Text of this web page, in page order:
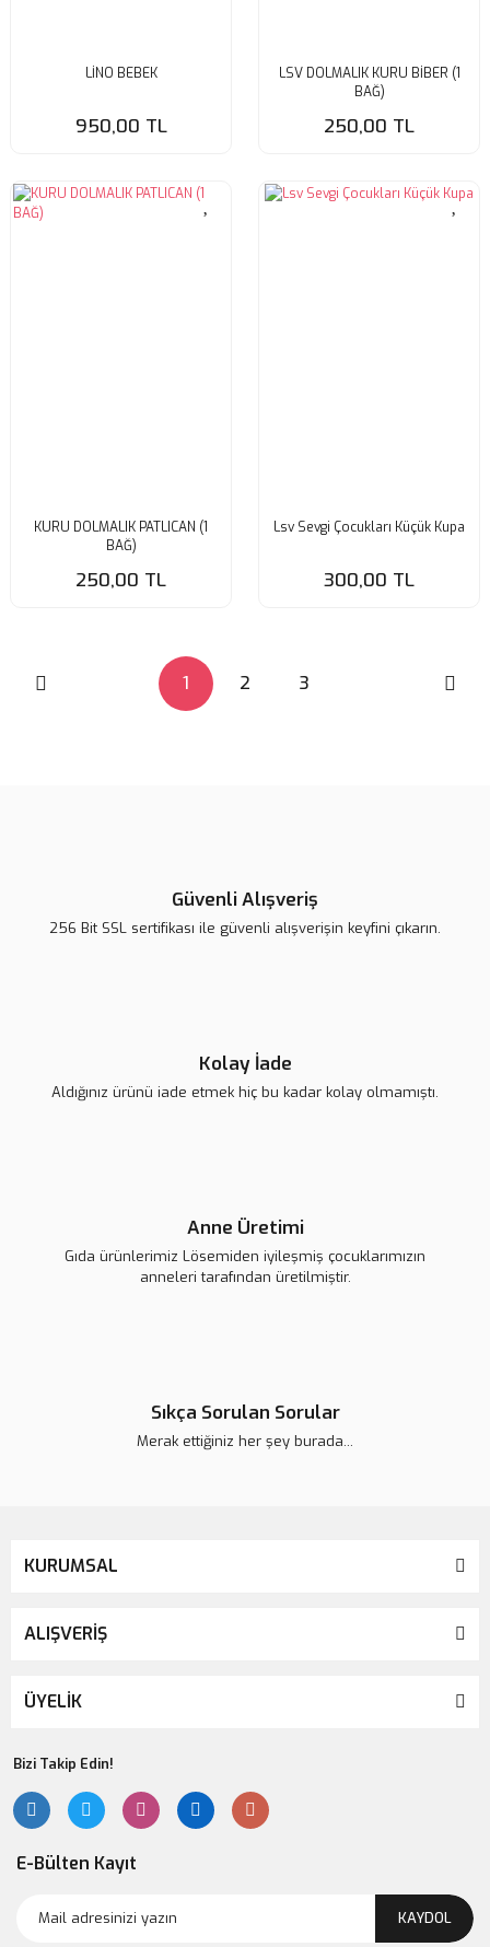
LİNO BEBEK
950,00 TL
LSV DOLMALIK KURU BİBER (1
BAĞ)
250,00 TL
KURU DOLMALIK PATLICAN (1
BAĞ)
250,00 TL
Lsv Sevgi Çocukları Küçük Kupa
300,00 TL
1 2 3
Güvenli Alışveriş
256 Bit SSL sertifikası ile güvenli alışverişin keyfini çıkarın.
Kolay İade
Aldığınız ürünü iade etmek hiç bu kadar kolay olmamıştı.
Anne Üretimi
Gıda ürünlerimiz Lösemiden iyileşmiş çocuklarımızın
anneleri tarafından üretilmiştir.
Sıkça Sorulan Sorular
Merak ettiğiniz her şey burada...
KURUMSAL
ALIŞVERİŞ
ÜYELİK
Bizi Takip Edin!
E-Bülten Kayıt
KAYDOL